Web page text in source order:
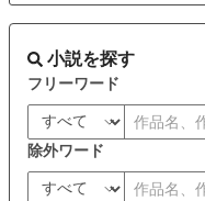
小説を探す
フリーワード
除外ワード